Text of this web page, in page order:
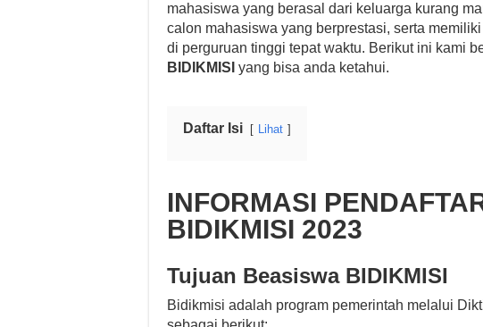
mahasiswa yang berasal dari keluarga kurang
calon mahasiswa yang berprestasi, serta
di perguruan tinggi tepat waktu. Berikut ini kami
BIDIKMISI yang bisa anda ketahui.
Daftar Isi Lihat
INFORMASI
BIDIKMISI 2023
Tujuan Beasiswa BIDIKMISI
Bidikmisi adalah program pemerintah melalui